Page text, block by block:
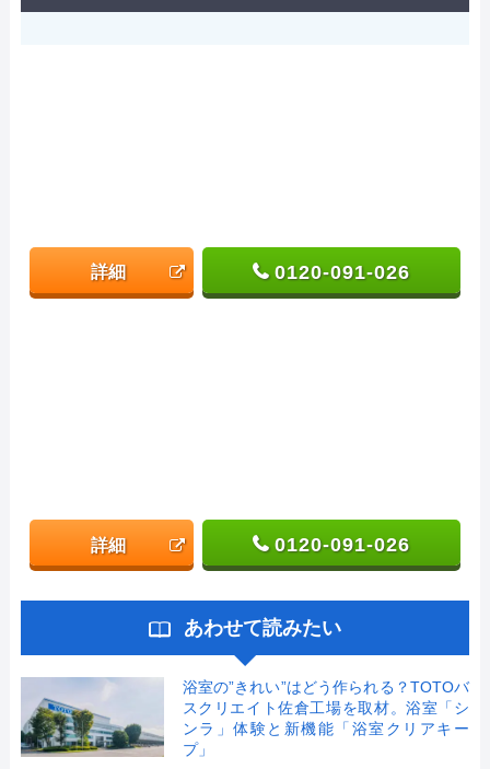
詳細 0120-091-026
詳細 0120-091-026
あわせて読みたい
浴室の”きれい”はどう作られる？TOTOバ
スクリエイト佐倉工場を取材。浴室「シ
ンラ」体験と新機能「浴室クリアキー
プ」